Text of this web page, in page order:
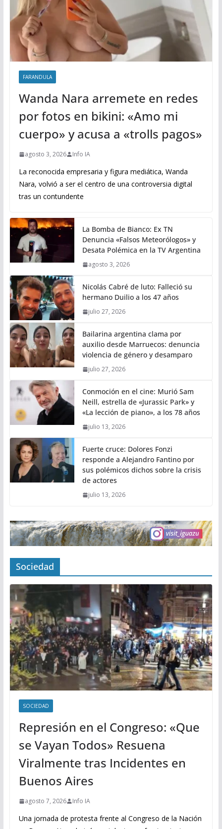
FARANDULA
Wanda Nara arremete en redes
por fotos en bikini: «Amo mi
cuerpo» y acusa a «trolls pagos»
agosto 3, 2026 Info IA
La reconocida empresaria y figura mediática, Wanda
Nara, volvió a ser el centro de una controversia digital
tras un contundente
La Bomba de Bianco: Ex TN
Denuncia «Falsos Meteorólogos» y
Desata Polémica en la TV Argentina
agosto 3, 2026
Nicolás Cabré de luto: Falleció su
hermano Duilio a los 47 años
julio 27, 2026
Bailarina argentina clama por
auxilio desde Marruecos: denuncia
violencia de género y desamparo
julio 27, 2026
Conmoción en el cine: Murió Sam
Neill, estrella de «Jurassic Park» y
«La lección de piano», a los 78 años
julio 13, 2026
Fuerte cruce: Dolores Fonzi
responde a Alejandro Fantino por
sus polémicos dichos sobre la crisis
de actores
julio 13, 2026
Sociedad
SOCIEDAD
Represión en el Congreso: «Que
se Vayan Todos» Resuena
Viralmente tras Incidentes en
Buenos Aires
agosto 7, 2026 Info IA
Una jornada de protesta frente al Congreso de la Nación